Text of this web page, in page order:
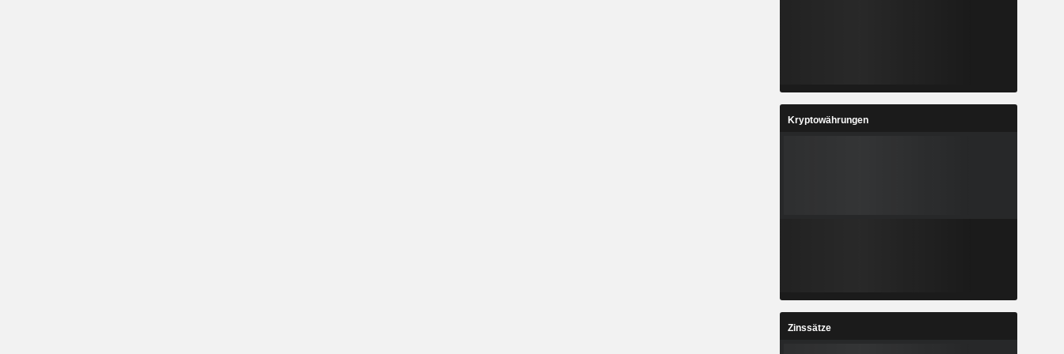
Kryptowährungen
Zinssätze